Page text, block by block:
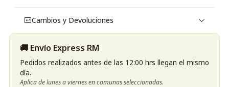
Fondo:Vainilla cálida y maderas suaves
Cambios y Devoluciones
🚚 Envío Express RM
Pedidos realizados antes de las 12:00 hrs llegan el mismo
día.
Aplica de lunes a viernes en comunas seleccionadas.